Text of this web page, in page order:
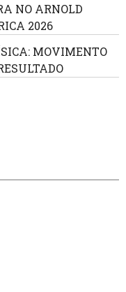
NO ARNOLD
2026
MOVIMENTO